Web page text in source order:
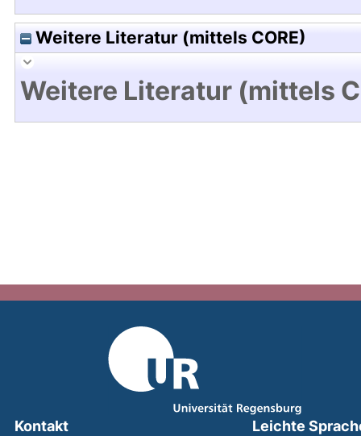
Weitere Literatur (mittels CORE)
Weitere Literatur (mittels
Kontakt
Leichte